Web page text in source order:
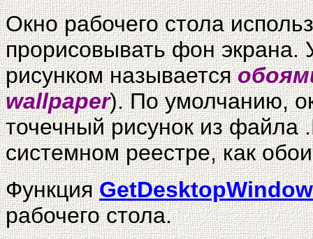
Окно рабочего стола
прорисовывать фон экрана.
рисунком называется
wallpaper). По умолчанию,
точечный рисунок из файла
системном реестре, как
ФункцияGetDesktopWindow
рабочего стола.